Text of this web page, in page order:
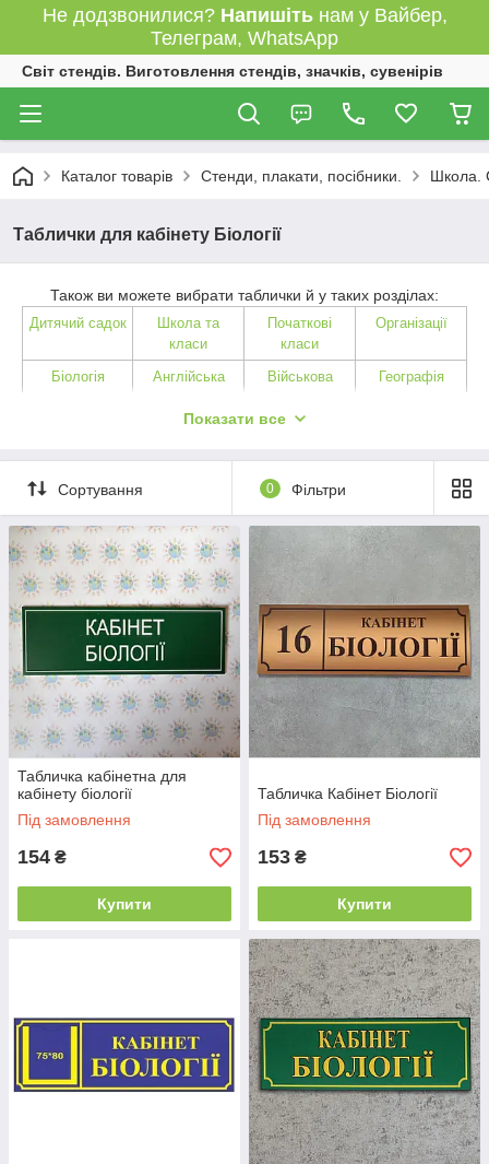
Не додзвонилися? Напишітьнам у Вайбер,
Телеграм, WhatsApp
Світ стендів. Виготовлення стендів, значків, сувенірів
Каталог товарів Стенди, плакати, посібники. Школа.
Таблички для кабінету Біології
Також ви можете вибрати таблички й у таких розділах:
Дитячий садок
Школа та
класи
Початкові
класи
Організації
Біологія
Англійська
Військова
підготовка
Географія
Математика Німецька мова
Засувна
Музика Психолог
Працьове
навчання
Спорт Медицина
Для дому та
двору
Бібліотека Вивіски
Адресні
покажчики
Безпека
Показати все
Сортування 0 Фільтри
Табличка кабінетна для
кабінету біології
Під замовлення
154 ₴
Купити
Табличка Кабінет Біології
Під замовлення
153 ₴
Купити